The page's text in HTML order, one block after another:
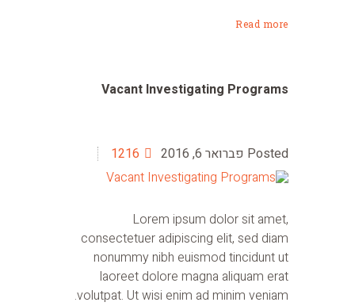
Read more
Vacant Investigating Programs
פברואר 6, 2016 1216
Lorem ipsum dolor sit amet,
consectetuer adipiscing elit, sed diam
nonummy nibh euismod tincidunt ut
laoreet dolore magna aliquam erat
volutpat. Ut wisi enim ad minim veniam.